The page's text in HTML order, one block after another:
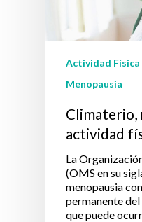
Actividad Física
Menopausia
Climaterio,
actividad
La
(OMS en su
menopausia
permanente
que puede